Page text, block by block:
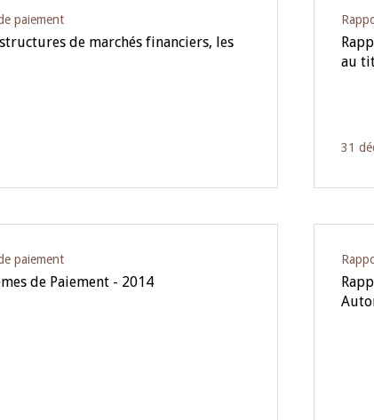
paiement
de marchés financiers, les
au
31
paiement
de Paiement - 2014